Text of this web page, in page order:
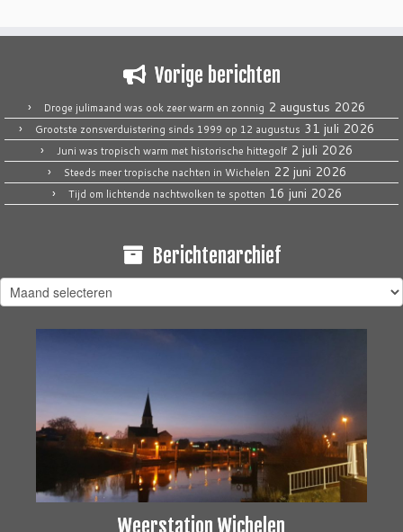
Vorige berichten
Droge julimaand was ook zeer warm en zonnig 2 augustus 2026
Grootste zonsverduistering sinds 1999 op 12 augustus 31 juli 2026
Juni was tropisch warm met historische hittegolf 2 juli 2026
Steeds meer tropische nachten in Wichelen 22 juni 2026
Tijd om lichtende nachtwolken te spotten 16 juni 2026
Berichtenarchief
Berichtenarchief
Weerstation Wichelen